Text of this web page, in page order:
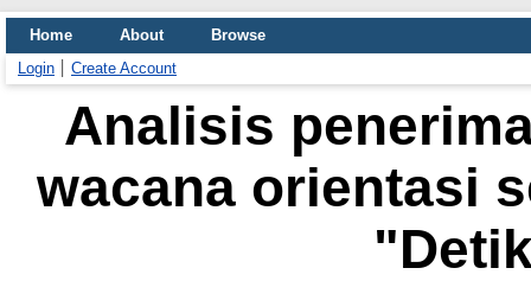
Home About
Browse
Login
Create Account
Analisis
wacana orientasi